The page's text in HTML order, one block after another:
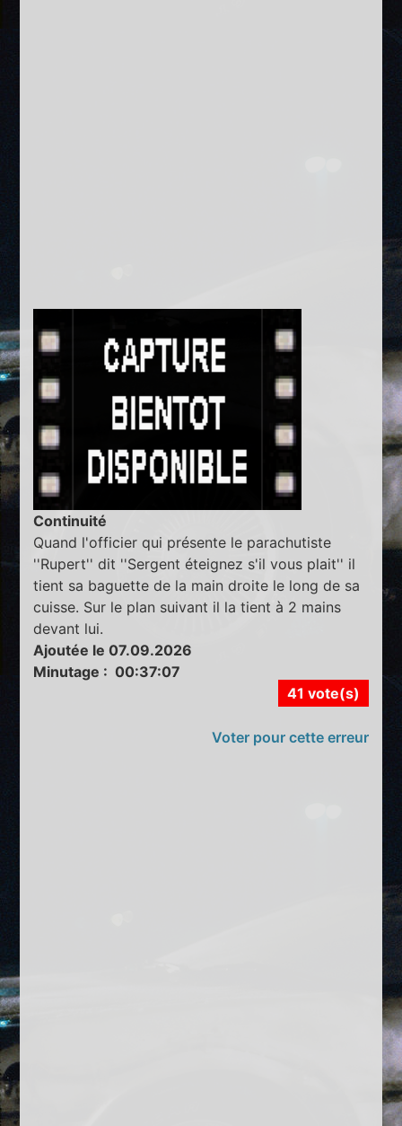
Continuité
Quand l'officier qui présente le parachutiste
''Rupert'' dit ''Sergent éteignez s'il vous plait'' il
tient sa baguette de la main droite le long de sa
cuisse. Sur le plan suivant il la tient à 2 mains
devant lui.
Ajoutée le 07.09.2026
Minutage : 00:37:07
41 vote(s)
Voter pour cette erreur